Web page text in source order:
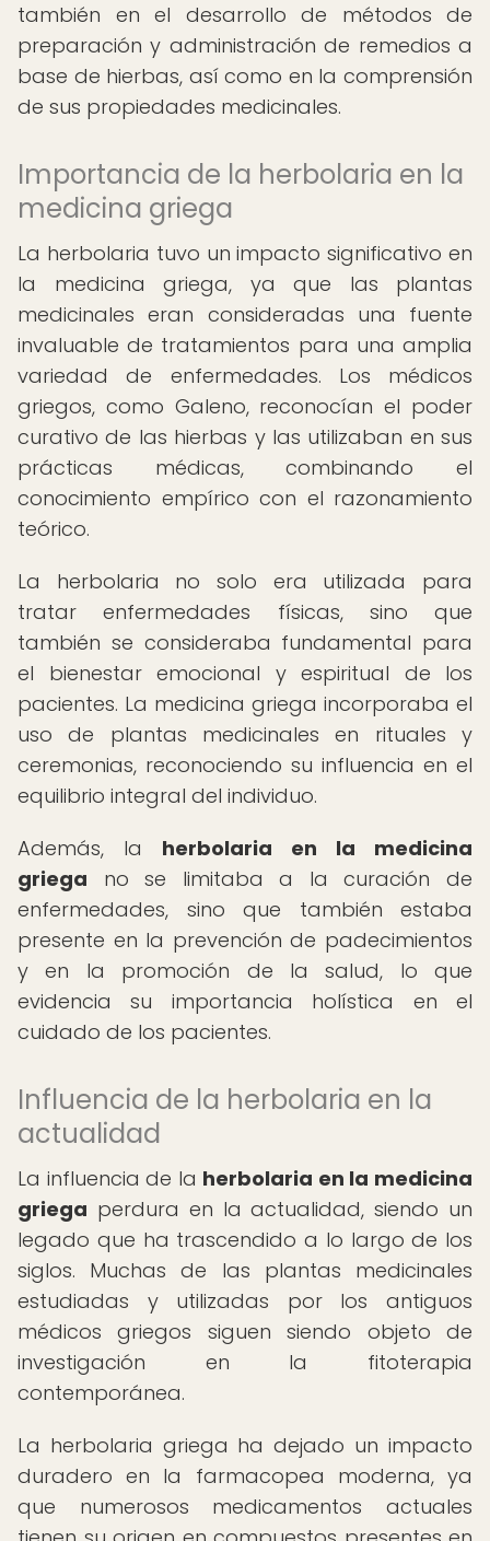
también en el desarrollo de métodos de
preparación y administración de remedios a
base de hierbas, así como en la comprensión
de sus propiedades medicinales.
Importancia de la herbolaria en la
medicina griega
La herbolaria tuvo un impacto significativo en
la medicina griega, ya que las plantas
medicinales eran consideradas una fuente
invaluable de tratamientos para una amplia
variedad de enfermedades. Los médicos
griegos, como Galeno, reconocían el poder
curativo de las hierbas y las utilizaban en sus
prácticas médicas, combinando el
conocimiento empírico con el razonamiento
teórico.
La herbolaria no solo era utilizada para
tratar enfermedades físicas, sino que
también se consideraba fundamental para
el bienestar emocional y espiritual de los
pacientes. La medicina griega incorporaba el
uso de plantas medicinales en rituales y
ceremonias, reconociendo su influencia en el
equilibrio integral del individuo.
Además, la herbolaria en la medicina
griega no se limitaba a la curación de
enfermedades, sino que también estaba
presente en la prevención de padecimientos
y en la promoción de la salud, lo que
evidencia su importancia holística en el
cuidado de los pacientes.
Influencia de la herbolaria en la
actualidad
La influencia de la herbolaria en la medicina
griega perdura en la actualidad, siendo un
legado que ha trascendido a lo largo de los
siglos. Muchas de las plantas medicinales
estudiadas y utilizadas por los antiguos
médicos griegos siguen siendo objeto de
investigación en la fitoterapia
contemporánea.
La herbolaria griega ha dejado un impacto
duradero en la farmacopea moderna, ya
que numerosos medicamentos actuales